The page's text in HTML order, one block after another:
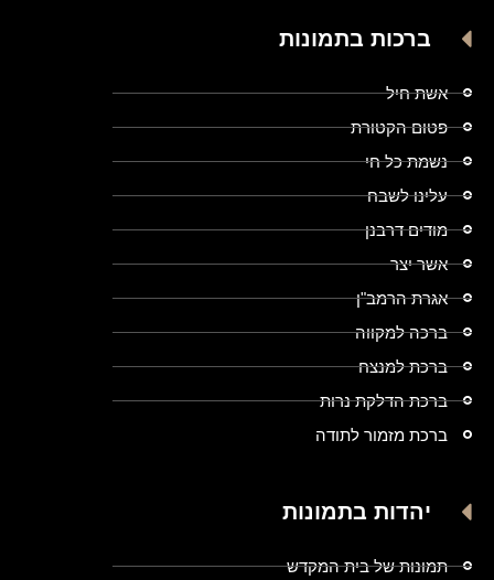
ברכות בתמונות
אשת חיל
פטום הקטורת
נשמת כל חי
עלינו לשבח
מודים דרבנן
אשר יצר
אגרת הרמב"ן
ברכה למקווה
ברכת למנצח
ברכת הדלקת נרות
ברכת מזמור לתודה
יהדות בתמונות
תמונות של בית המקדש